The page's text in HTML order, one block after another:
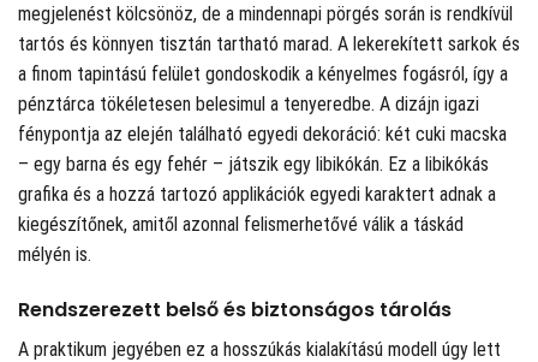
megjelenést kölcsönöz, de a mindennapi pörgés során is rendkívül
tartós és könnyen tisztán tartható marad. A lekerekített sarkok és
a finom tapintású felület gondoskodik a kényelmes fogásról, így a
pénztárca tökéletesen belesimul a tenyeredbe. A dizájn igazi
fénypontja az elején található egyedi dekoráció: két cuki macska
– egy barna és egy fehér – játszik egy libikókán. Ez a libikókás
grafika és a hozzá tartozó applikációk egyedi karaktert adnak a
kiegészítőnek, amitől azonnal felismerhetővé válik a táskád
mélyén is.
Rendszerezett belső és biztonságos tárolás
A praktikum jegyében ez a hosszúkás kialakítású modell úgy lett